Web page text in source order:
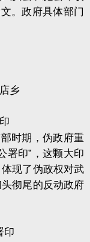
。政府具体部门
乡
时期，伪政府重
署印” ，这颗大印
现了伪政权对武
彻尾的反动政府
印